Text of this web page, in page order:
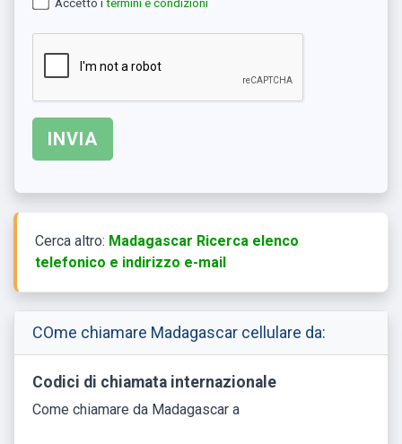
Accetto i termini e condizioni
Cerca altro: Madagascar Ricerca elenco
telefonico e indirizzo e-mail
COme chiamare Madagascar cellulare da:
Codici di chiamata internazionale
Come chiamare da Madagascar a